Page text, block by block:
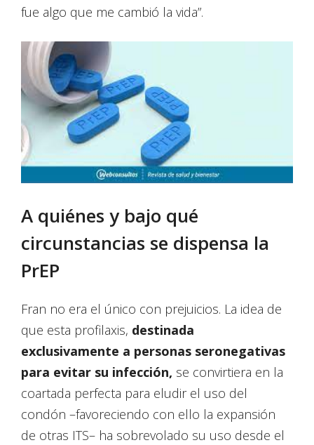
fue algo que me cambió la vida”.
A quiénes y bajo qué
circunstancias se dispensa la
PrEP
Fran no era el único con prejuicios. La idea de
que esta profilaxis, destinada
exclusivamente a personas seronegativas
para evitar su infección, se convirtiera en la
coartada perfecta para eludir el uso del
condón –favoreciendo con ello la expansión
de otras ITS– ha sobrevolado su uso desde el